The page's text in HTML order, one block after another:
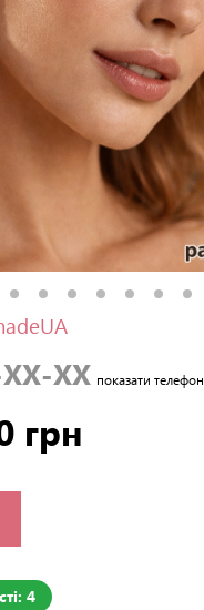
XX показати телефон
грн
4